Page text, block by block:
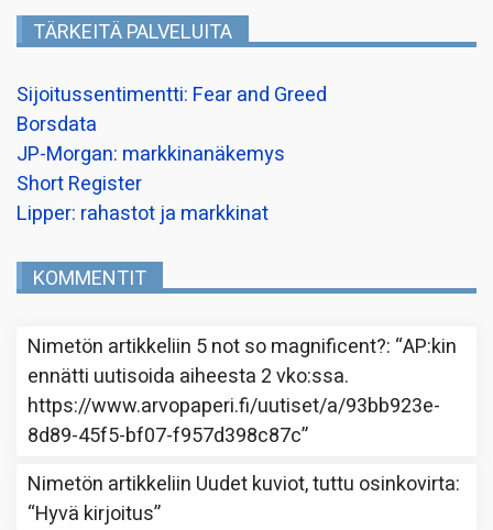
TÄRKEITÄ PALVELUITA
Sijoitussentimentti: Fear and Greed
Borsdata
JP-Morgan: markkinanäkemys
Short Register
Lipper: rahastot ja markkinat
KOMMENTIT
Nimetön artikkeliin 5 not so magnificent?: “AP:kin
ennätti uutisoida aiheesta 2 vko:ssa.
https://www.arvopaperi.fi/uutiset/a/93bb923e-
8d89-45f5-bf07-f957d398c87c”
Nimetön artikkeliin Uudet kuviot, tuttu osinkovirta:
“Hyvä kirjoitus”